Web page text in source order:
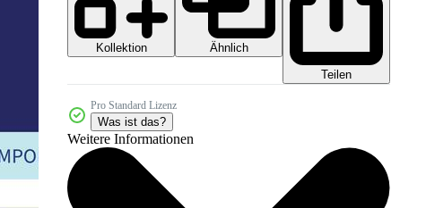
Kollektion
Ähnlich
Teilen
Pro Standard Lizenz
Was ist das?
Weitere Informationen